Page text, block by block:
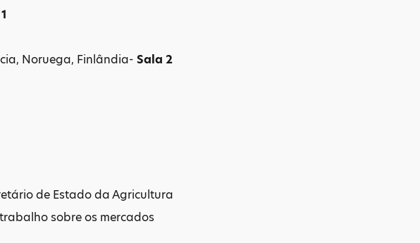
Noruega, Finlândia-Sala 2
de Estado da Agricultura
sobre os mercados